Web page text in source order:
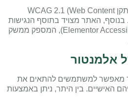
האתר עומד ברמת AA של תקן WCAG 2.1 (Web Content
Accessibility Guidelines). בנוסף, האתר מצויד בתוסף הנגישות
של אלמנטור (Elementor Accessibility Widget), המספק ממשק
אלמנטור
מאפשר למשתמשים להתאים את
האישיים. בין היתר, ניתן באמצעות